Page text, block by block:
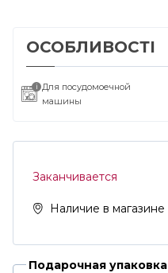
ОСОБЛИВОСТІ
i Для посудомоечной
машины
Заканчивается
Наличие в магазине
Подарочная упаковка